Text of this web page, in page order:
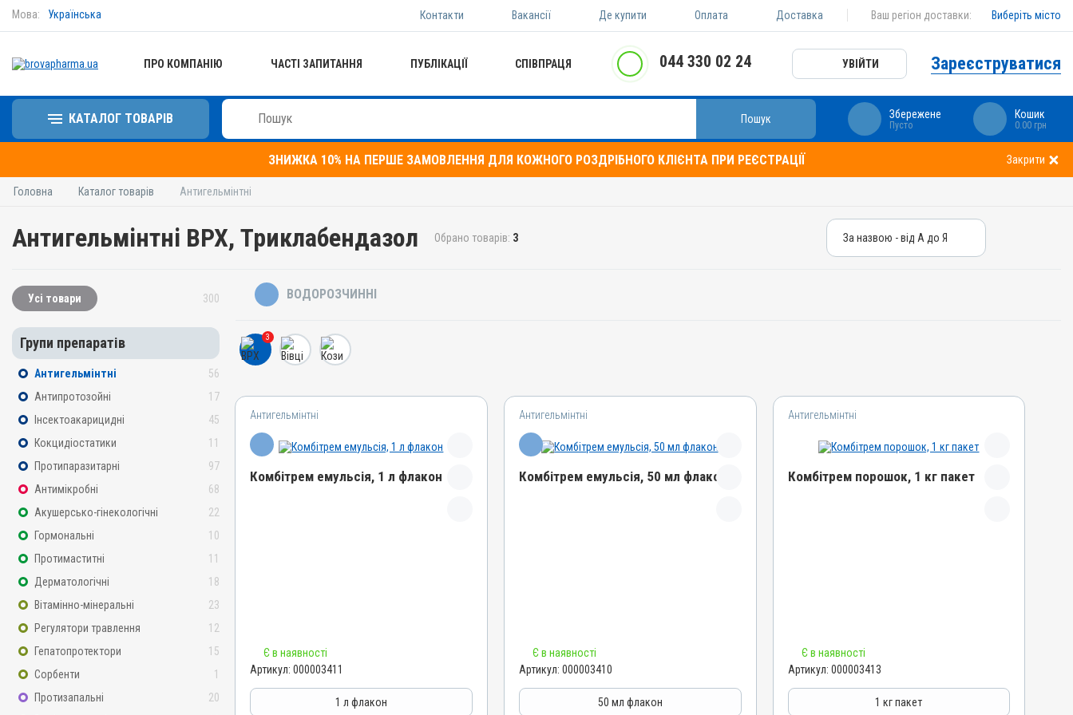
Мова: Українська Контакти Вакансії Де купити Оплата Доставка Ваш регіон доставки: Виберіть місто
ПРО КОМПАНІЮ ЧАСТІ ЗАПИТАННЯ ПУБЛІКАЦІЇ СПІВПРАЦЯ 044 330 02 24 УВІЙТИ Зареєструватися
КАТАЛОГ ТОВАРІВ Пошук Збережене
Пусто
Кошик
0.00 грн
ЗНИЖКА 10% НА ПЕРШЕ ЗАМОВЛЕННЯ ДЛЯ КОЖНОГО РОЗДРІБНОГО КЛІЄНТА ПРИ РЕЄСТРАЦІЇ Закрити
Головна Каталог товарів Антигельмінтні
Антигельмінтні ВРХ, Триклабендазол Обрано товарів: 3 За назвою - від А до Я
Усі товари 300
Групи препаратів
Антигельмінтні
56
Антипротозойні
17
Інсектоакарицидні
45
Кокцидіостатики
11
Протипаразитарні
97
Антимікробні
68
Акушерсько-гінекологічні
22
Гормональні
10
Протимаститні
11
Дерматологічні
18
Вітамінно-мінеральні
23
Регулятори травлення
12
Гепатопротектори
15
Сорбенти
1
Протизапальні
20
ВОДОРОЗЧИННІ
3
Антигельмінтні
Комбітрем емульсія, 1 л флакон
AB-00888-01-10
Антигельмінтні, Протипаразитарні
Є в наявності
Артикул: 000003411
1 л флакон
Антигельмінтні
Комбітрем емульсія, 50 мл флакон
AB-00888-01-10
Антигельмінтні, Протипаразитарні
Є в наявності
Артикул: 000003410
50 мл флакон
Антигельмінтні
Комбітрем порошок, 1 кг пакет
AB-00885-01-10
Антигельмінтні, Протипаразитарні
Є в наявності
Артикул: 000003413
1 кг пакет